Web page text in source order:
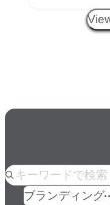
する？映
人
ブランディング